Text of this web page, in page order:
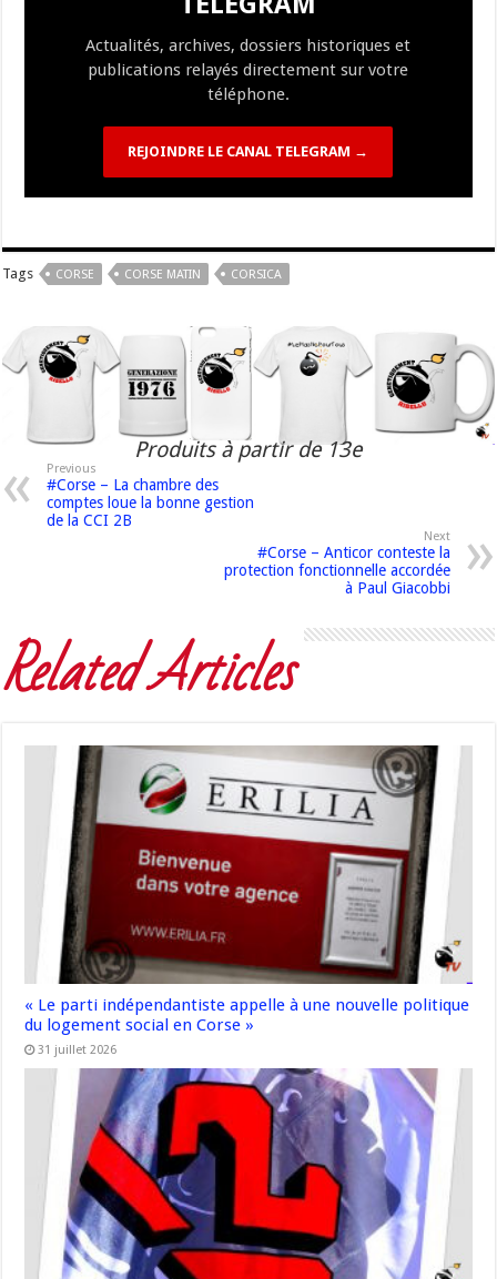
at
Actualités, archives, dossiers historiques et
publications relayés directement sur votre
téléphone.
REJOINDRE LE CANAL TELEGRAM →
Tags CORSE CORSE MATIN CORSICA
Produits à partir de 13e
Previous
#Corse – La chambre des
comptes loue la bonne gestion
de la CCI 2B
Next
#Corse – Anticor conteste la
protection fonctionnelle accordée
à Paul Giacobbi
Related Articles
« Le parti indépendantiste appelle à une nouvelle politique
du logement social en Corse »
31 juillet 2026